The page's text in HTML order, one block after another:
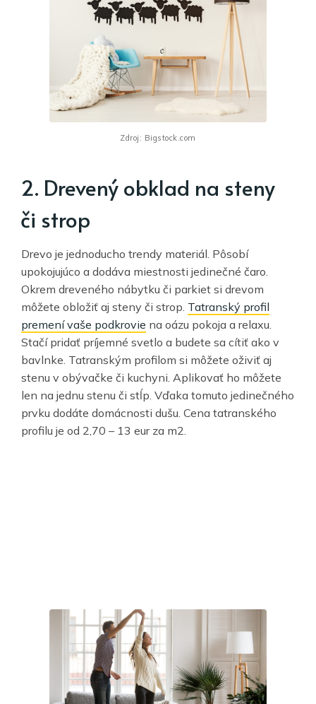
Zdroj: Bigstock.com
2. Drevený obklad na steny
či strop
Drevo je jednoducho trendy materiál. Pôsobí
upokojujúco a dodáva miestnosti jedinečné čaro.
Okrem dreveného nábytku či parkiet si drevom
môžete obložiť aj steny či strop. Tatranský profil
premení vaše podkrovie na oázu pokoja a relaxu.
Stačí pridať príjemné svetlo a budete sa cítiť ako v
bavlnke. Tatranským profilom si môžete oživiť aj
stenu v obývačke či kuchyni. Aplikovať ho môžete
len na jednu stenu či stĺp. Vďaka tomuto jedinečného
prvku dodáte domácnosti dušu. Cena tatranského
profilu je od 2,70 – 13 eur za m2.